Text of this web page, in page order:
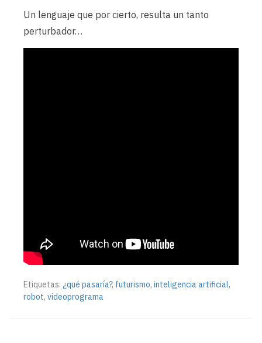
Un lenguaje que por cierto, resulta un tanto
perturbador…
Etiquetas: ¿qué pasaría?, futurismo, inteligencia artificial,
robot, videoprograma